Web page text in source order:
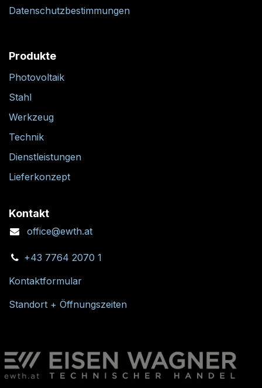
Datenschutzbestimmungen
Produkte
Photovoltaik
Stahl
Werkzeug
Technik
Dienstleistungen
Lieferkonzept
Kontakt
office@ewth.at
+43 7764 2070 1
Kontaktformular
Standort + Öffnungszeiten